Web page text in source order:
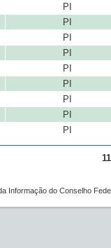
PI
PI
PI
PI
PI
PI
PI
PI
PI
Informação do Conselho